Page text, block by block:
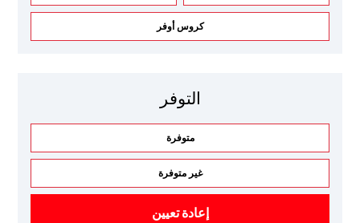
كروس أوفر
التوفر
متوفرة
غير متوفرة
إعادة تعيين